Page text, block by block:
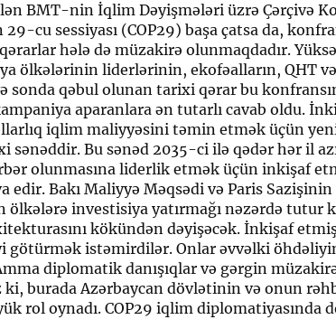
BMT-nin İqlim Dəyişmələri üzrə Çərçivə
29-cu sessiyası (COP29) başa çatsa da,
hələ də müzakirə olunmaqdadır.
ölkələrinin liderlərinin, ekofəalların, QHT
sonda qəbul olunan tarixi qərar bu
aparanlara ən tutarlı cavab oldu.
iqlim maliyyəsini təmin etmək üçün
sənəddir. Bu sənəd 2035-ci ilə qədər hər il
olunmasına liderlik etmək üçün inkişaf
edir. Bakı Maliyyə Məqsədi və Paris
ölkələrə investisiya yatırmağı nəzərdə tutur
kökündən dəyişəcək. İnkişaf
götürmək istəmirdilər. Onlar əvvəlki öhdəliyin
diplomatik danışıqlar və gərgin
ki, burada Azərbaycan dövlətinin və onun
rol oynadı. COP29 iqlim diplomatiyasında